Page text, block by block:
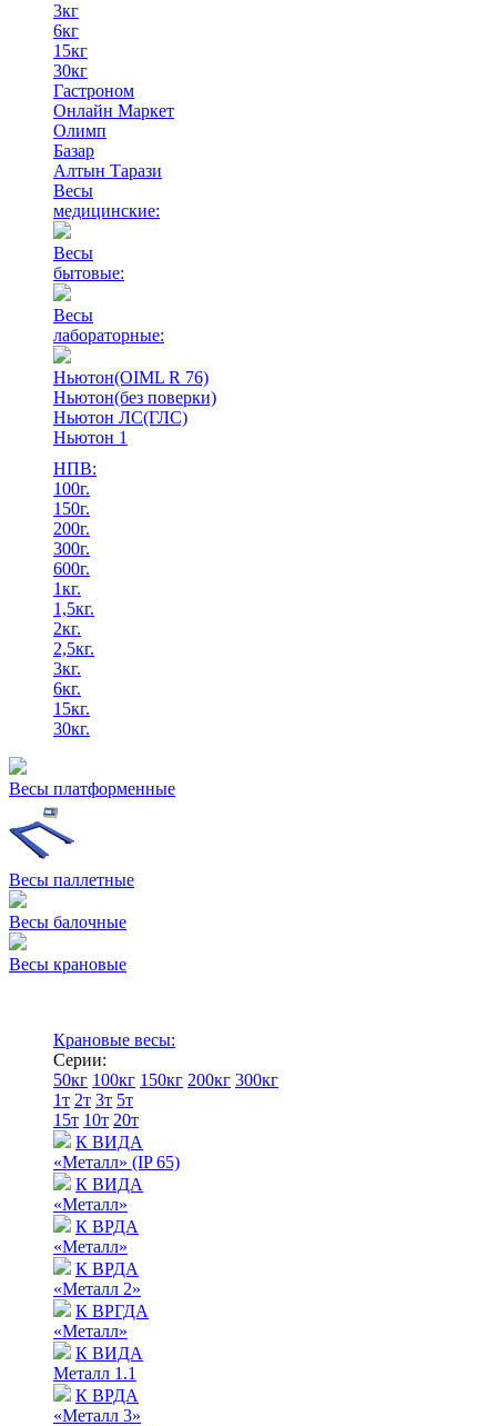
3кг
6кг
15кг
30кг
Гастроном
Онлайн Маркет
Олимп
Базар
Алтын Тарази
Весы
медицинские:
Весы
бытовые:
Весы
лабораторные:
Ньютон(OIML R 76)
Ньютон(без поверки)
Ньютон ЛС(ГЛС)
Ньютон 1
НПВ:
100г.
150г.
200г.
300г.
600г.
1кг.
1,5кг.
2кг.
2,5кг.
3кг.
6кг.
15кг.
30кг.
Весы платформенные
Весы паллетные
Весы балочные
Весы крановые
Крановые весы:
Серии:
50кг 100кг 150кг 200кг 300кг
1т 2т 3т 5т
15т 10т 20т
К ВИДА
«Металл» (IP 65)
К ВИДА
«Металл»
К ВРДА
«Металл»
К ВРДА
«Металл 2»
К ВРГДА
«Металл»
К ВИДА
Металл 1.1
К ВРДА
«Металл 3»